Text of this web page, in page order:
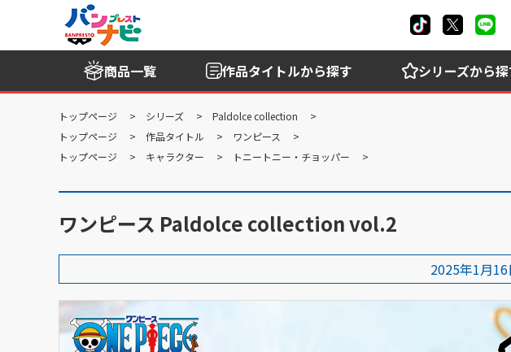
商品一覧 作品タイトルから探す シリーズから
トップページ シリーズ
Paldolce collection
トップページ
作品タイトル
ワンピース
トップページ
キャラクター トニートニー・チョッパー
ワンピース Paldolce collection vol.2
2025年1月